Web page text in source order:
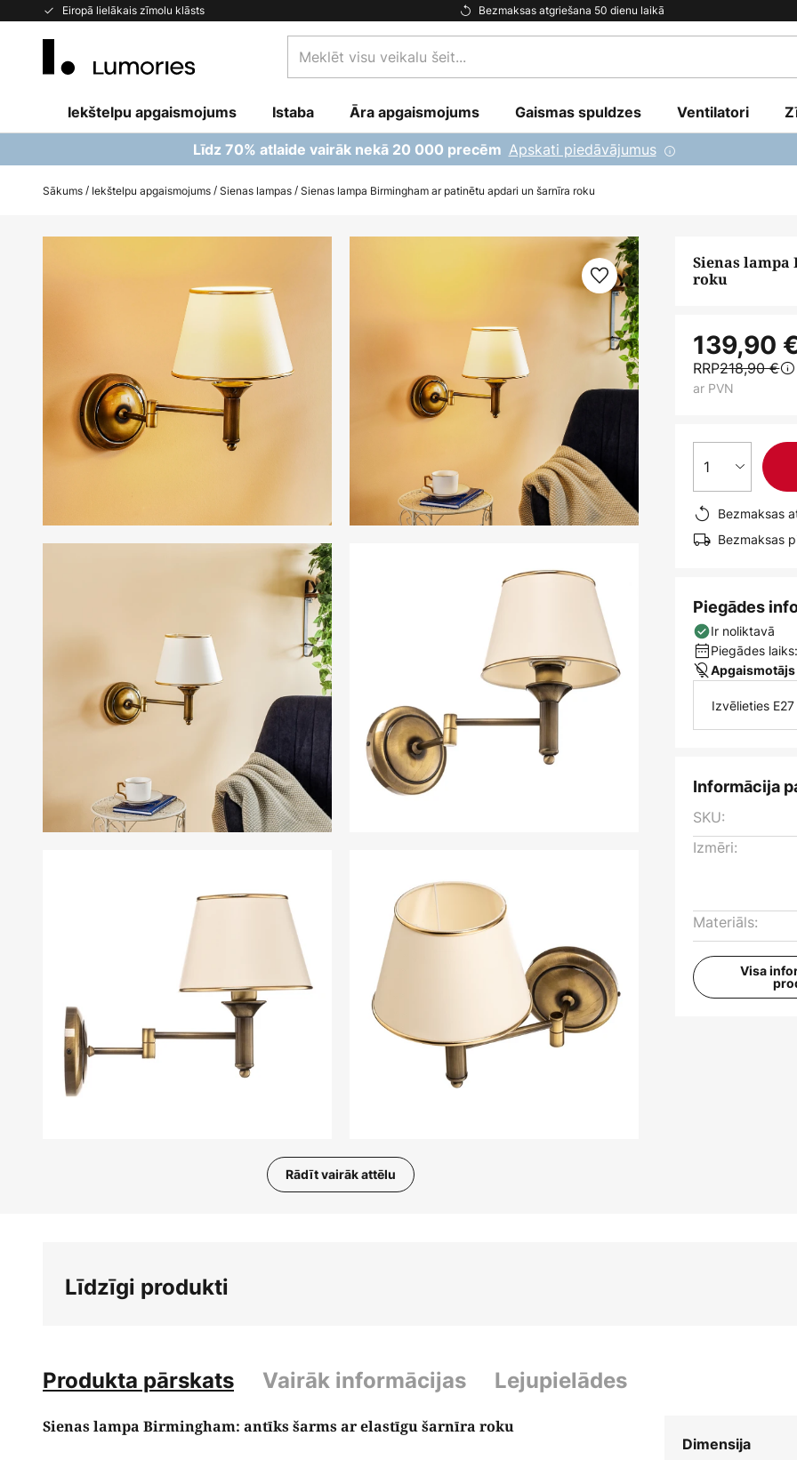
Eiropā lielākais zīmolu klāsts Bezmaksas atgriešana 50 dienu laikā
Skip
visu
šeit...
Iekštelpu apgaismojums Istaba Āra apgaismojums Gaismas spuldzes Ventilatori
Līdz 70% atlaide vairāk nekā 20 000 precēm Apskati piedāvājumus
Sākums Iekštelpu apgaismojums Sienas lampas Sienas lampa Birmingham ar patinētu apdari un šarnīra roku
Rādīt vairāk attēlu
Sienas
roku
139,90
RRP218,90 €
ar PVN
1
Bezmaksas
Bezmaksas
Piegādes
Ir noliktavā
Piegādes
Izvēlieties
Informācija
SKU:
Izmēri:
Materiāls:
Visa
Līdzīgi produkti
Produkta pārskats Vairāk informācijas Lejupielādes
Sienas lampa Birmingham: antīks šarms ar elastīgu šarnīra roku
Dimensija